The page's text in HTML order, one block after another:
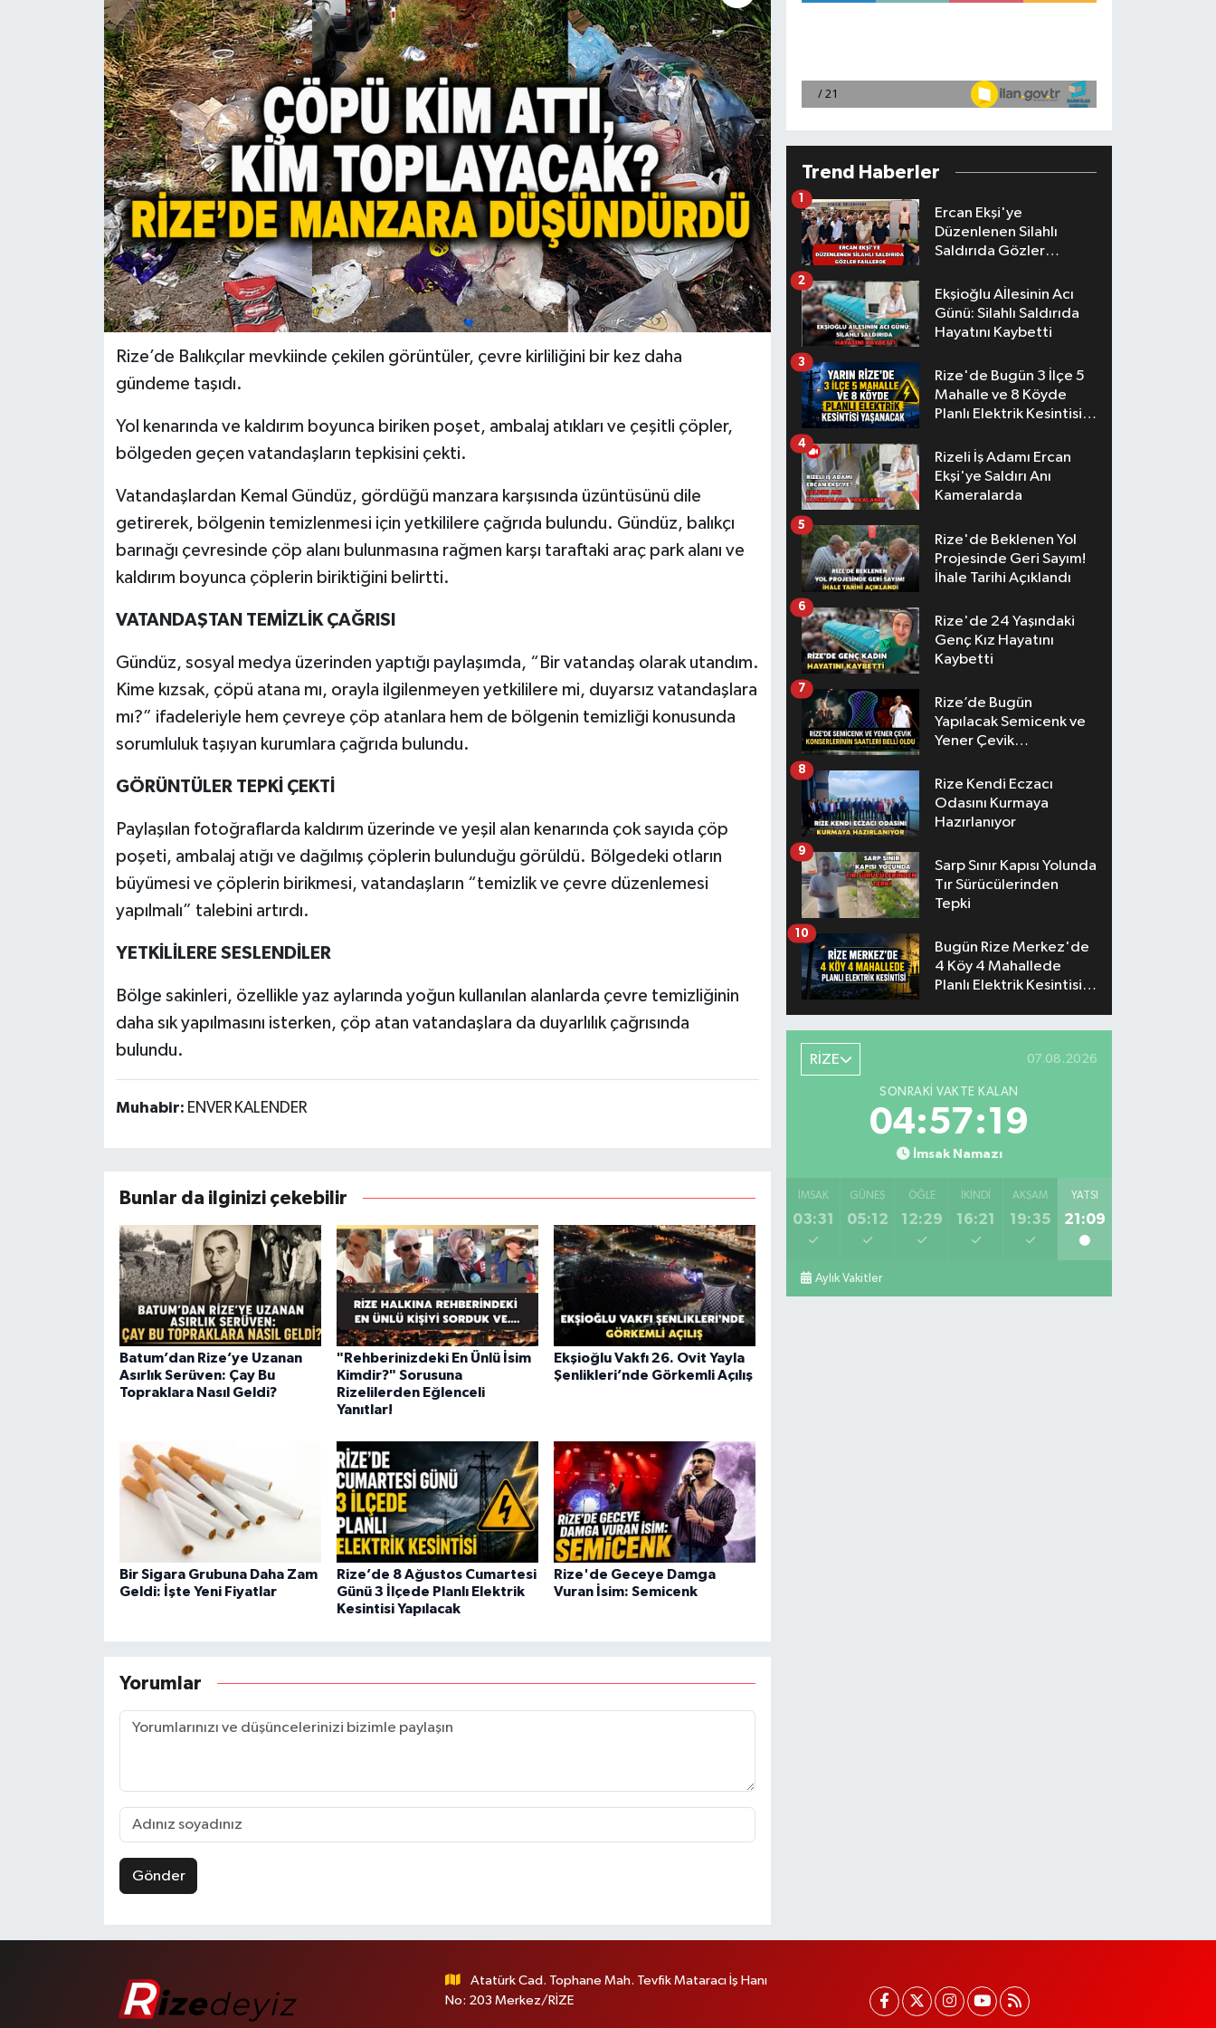
Rize’de Balıkçılar mevkiinde çekilen görüntüler, çevre kirliliğini bir kez daha
gündeme taşıdı.
Yol kenarında ve kaldırım boyunca biriken poşet, ambalaj atıkları ve çeşitli çöpler,
bölgeden geçen vatandaşların tepkisini çekti.
Vatandaşlardan Kemal Gündüz, gördüğü manzara karşısında üzüntüsünü dile
getirerek, bölgenin temizlenmesi için yetkililere çağrıda bulundu. Gündüz, balıkçı
barınağı çevresinde çöp alanı bulunmasına rağmen karşı taraftaki araç park alanı ve
kaldırım boyunca çöplerin biriktiğini belirtti.
VATANDAŞTAN TEMİZLİK ÇAĞRISI
Gündüz, sosyal medya üzerinden yaptığı paylaşımda, “Bir vatandaş olarak utandım.
Kime kızsak, çöpü atana mı, orayla ilgilenmeyen yetkililere mi, duyarsız vatandaşlara
mı?” ifadeleriyle hem çevreye çöp atanlara hem de bölgenin temizliği konusunda
sorumluluk taşıyan kurumlara çağrıda bulundu.
GÖRÜNTÜLER TEPKİ ÇEKTİ
Paylaşılan fotoğraflarda kaldırım üzerinde ve yeşil alan kenarında çok sayıda çöp
poşeti, ambalaj atığı ve dağılmış çöplerin bulunduğu görüldü. Bölgedeki otların
büyümesi ve çöplerin birikmesi, vatandaşların “temizlik ve çevre düzenlemesi
yapılmalı” talebini artırdı.
YETKİLİLERE SESLENDİLER
Bölge sakinleri, özellikle yaz aylarında yoğun kullanılan alanlarda çevre temizliğinin
daha sık yapılmasını isterken, çöp atan vatandaşlara da duyarlılık çağrısında
bulundu.
Muhabir: ENVER KALENDER
Bunlar da ilginizi çekebilir
Batum’dan Rize’ye Uzanan
Asırlık Serüven: Çay Bu
Topraklara Nasıl Geldi?
"Rehberinizdeki En Ünlü İsim
Kimdir?" Sorusuna
Rizelilerden Eğlenceli
Yanıtlar!
Ekşioğlu Vakfı 26. Ovit Yayla
Şenlikleri’nde Görkemli Açılış
Bir Sigara Grubuna Daha Zam
Geldi: İşte Yeni Fiyatlar
Rize’de 8 Ağustos Cumartesi
Günü 3 İlçede Planlı Elektrik
Kesintisi Yapılacak
Rize'de Geceye Damga
Vuran İsim: Semicenk
Yorumlar
Gönder
Trend Haberler
Ercan Ekşi'ye
Düzenlenen Silahlı
Saldırıda Gözler
1
Ekşioğlu Aİlesinin Acı
Günü: Silahlı Saldırıda
Hayatını Kaybetti
2
Rize'de Bugün 3 İlçe 5
Mahalle ve 8 Köyde
Planlı Elektrik Kesintisi
3
Rizeli İş Adamı Ercan
Ekşi'ye Saldırı Anı
Kameralarda
4
Rize'de Beklenen Yol
Projesinde Geri Sayım!
İhale Tarihi Açıklandı
5
Rize'de 24 Yaşındaki
Genç Kız Hayatını
Kaybetti
6
Rize’de Bugün
Yapılacak Semicenk ve
Yener Çevik
Belli Oldu
7
Rize Kendi Eczacı
Odasını Kurmaya
Hazırlanıyor
8
Sarp Sınır Kapısı Yolunda
Tır Sürücülerinden
Tepki
9
Bugün Rize Merkez'de
4 Köy 4 Mahallede
Planlı Elektrik Kesintisi
10
RİZE 07.08.2026
SONRAKI VAKTE KALAN
04:57:18
İmsak Namazı
İMSAK
03:31
GÜNEŞ
05:12
ÖĞLE
12:29
İKINDI
16:21
AKŞAM
19:35
YATSI
21:09
Aylık Vakitler
Atatürk Cad. Tophane Mah. Tevfik Mataracı İş Hanı
No: 203 Merkez/RİZE